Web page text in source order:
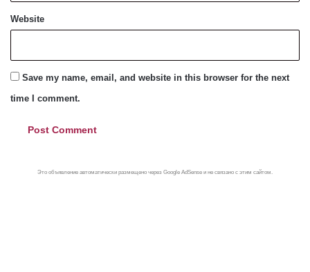
Website
Save my name, email, and website in this browser for the next
time I comment.
Это объявление автоматически размещено через Google AdSense и не связано с этим сайтом.